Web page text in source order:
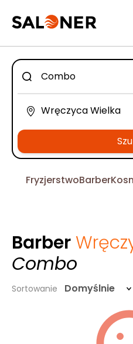
FryzjerstwoBarber
Barber
Combo
Sortowanie Domyślnie